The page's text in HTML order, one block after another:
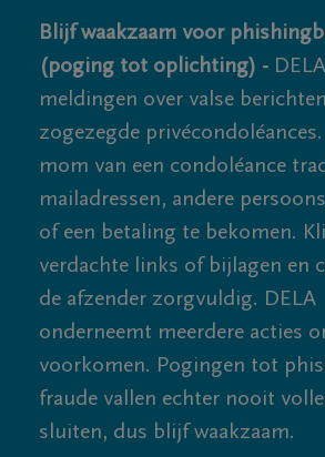
Blijf waakzaam voor
(poging tot oplichting) -
meldingen over valse
zogezegde
mom van een condoléance
mailadressen, andere
of een betaling te bekomen.
verdachte links of bijlagen en
de afzender zorgvuldig. DELA
onderneemt meerdere acties
voorkomen. Pogingen tot
fraude vallen echter nooit
sluiten, dus blijf waakzaam.